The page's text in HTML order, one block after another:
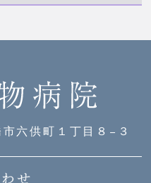
六供町１丁目８−３